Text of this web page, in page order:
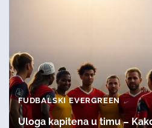
FUDBALSKI EVERGREEN
Uloga kapitena u timu –